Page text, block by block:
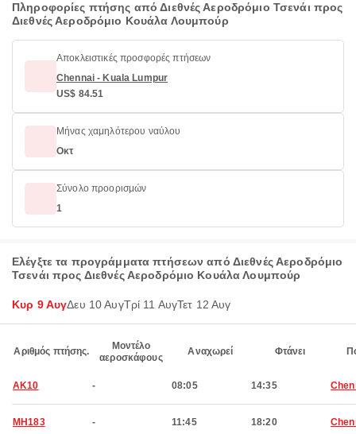
Πληροφορίες πτήσης από Διεθνές Αεροδρόμιο Τσενάι προς
Διεθνές Αεροδρόμιο Κουάλα Λουμπούρ
Αποκλειστικές προσφορές πτήσεων
Chennai - Kuala Lumpur
US$ 84.51
Μήνας χαμηλότερου ναύλου
Οκτ
Σύνολο προορισμών
1
Ελέγξτε τα προγράμματα πτήσεων από Διεθνές Αεροδρόμιο
Τσενάι προς Διεθνές Αεροδρόμιο Κουάλα Λουμπούρ
Κυρ 9 ΑυγΔευ 10 ΑυγΤρί 11 ΑυγΤετ 12 Αυγ
Αριθμός πτήσης.
Μοντέλο
αεροσκάφους
Αναχωρεί Φτάνει
AK10 - 08:05 14:35
MH183 - 11:45 18:20